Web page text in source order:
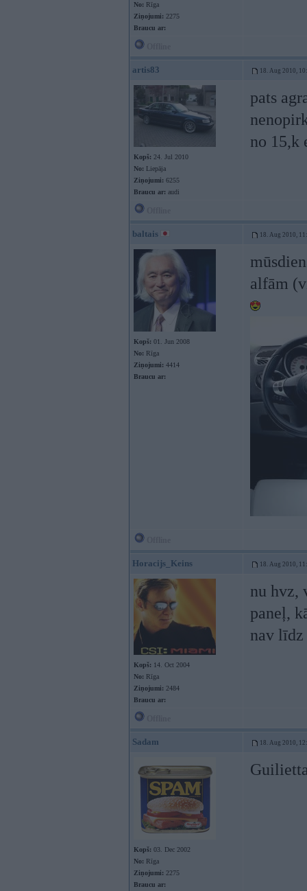
No: Rīga
Ziņojumi: 2275
Braucu ar:
artis83 18. Aug 2010,
Kopš: 24. Jul 2010
No: Liepāja
Ziņojumi: 6255
Braucu ar: audi
pats
no 15,k
baltais 18. Aug 2010,
Kopš: 01. Jun 2008
No: Rīga
Ziņojumi: 4414
Braucu ar:
alfām
Horacijs_Keins 18. Aug 2010,
Kopš: 14. Oct 2004
No: Rīga
Ziņojumi: 2484
Braucu ar:
nu hvz,
paneļ,
nav līdz
Sadam 18. Aug 2010,
Kopš: 03. Dec 2002
No: Rīga
Ziņojumi: 2275
Braucu ar: